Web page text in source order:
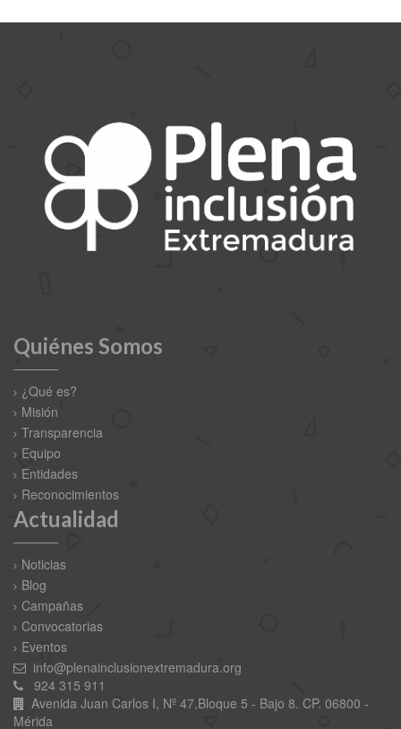
Quiénes Somos
¿Qué es?
Misión
Transparencia
Equipo
Entidades
Reconocimientos
Actualidad
Noticias
Blog
Campañas
Convocatorias
Eventos
info@plenainclusionextremadura.org
924 315 911
Avenida Juan Carlos I, Nº 47,Bloque 5 - Bajo 8. CP. 06800 -
Mérida